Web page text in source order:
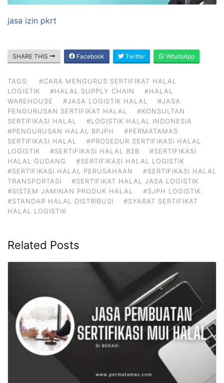
jasa izin pkrt
SHARE THIS Facebook Twitter WhatsApp
TAGS:
#CARA MENGURUS SERTIFIKAT HALAL
LOGISTIK
#HALAL SUPPLY CHAIN
#HALAL
WAREHOUSE
#JASA LOGISTIK HALAL
#JASA
PENGURUSAN SERTIFIKAT HALAL
#KONSULTAN
SERTIFIKASI HALAL
#LOGISTIK HALAL INDONESIA
#PENGURUSAN HALAL BPJPH
#PERMATAMAS
SERTIFIKASI HALAL
#PROSEDUR SERTIFIKASI HALAL
LOGISTIK
#SERTIFIKASI HALAL B2B
#SERTIFIKASI
HALAL GUDANG
#SERTIFIKASI HALAL LOGISTIK
#SERTIFIKASI HALAL PERUSAHAAN
#SERTIFIKASI HALAL
TRANSPORTASI
#SERTIFIKAT HALAL JASA LOGISTIK
#SISTEM JAMINAN PRODUK HALAL
#SJPH LOGISTIK
#STANDAR HALAL DISTRIBUSI
#SYARAT SERTIFIKAT
HALAL LOGISTIK
Related Posts